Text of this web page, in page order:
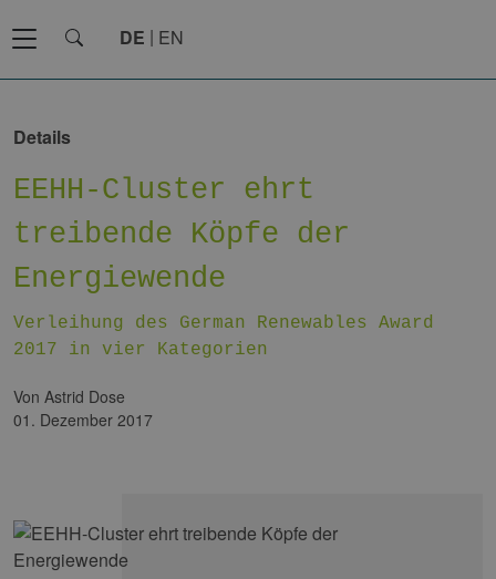
DE EN
Details
EEHH-Cluster ehrt
treibende Köpfe der
Energiewende
Verleihung des German Renewables Award
2017 in vier Kategorien
von Astrid Dose
01. Dezember 2017